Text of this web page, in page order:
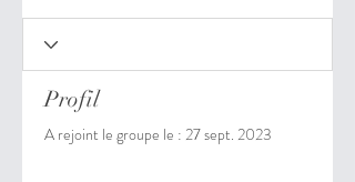
Profil
A rejoint le groupe le : 27 sept. 2023